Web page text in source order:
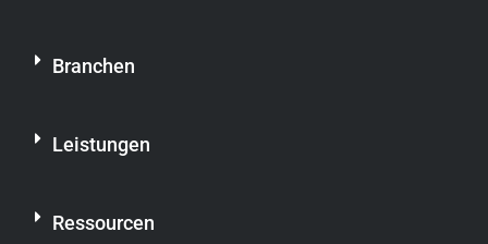
Branchen
Leistungen
Ressourcen